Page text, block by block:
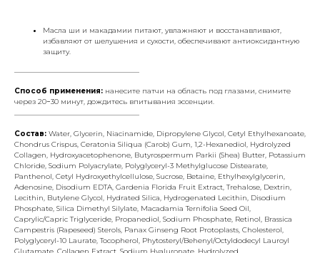
Масла ши и макадамии питают, увлажняют и восстанавливают,
избавляют от шелушения и сухости, обеспечивают антиоксидантную
защиту.
Способ применения: нанесите патчи на область под глазами, снимите
через 20−30 минут, дождитесь впитывания эссенции.
Состав: Water, Glycerin, Niacinamide, Dipropylene Glycol, Cetyl Ethylhexanoate,
Chondrus Crispus, Ceratonia Siliqua (Carob) Gum, 1,2-Hexanediol, Hydrolyzed
Collagen, Hydroxyacetophenone, Butyrospermum Parkii (Shea) Butter, Potassium
Chloride, Sodium Polyacrylate, Polyglyceryl-3 Methylglucose Distearate,
Panthenol, Cetyl Hydroxyethylcellulose, Sucrose, Betaine, Ethylhexylglycerin,
Adenosine, Disodium EDTA, Gardenia Florida Fruit Extract, Trehalose, Dextrin,
Lecithin, Butylene Glycol, Hydrated Silica, Hydrogenated Lecithin, Disodium
Phosphate, Silica Dimethyl Silylate, Macadamia Ternifolia Seed Oil,
Caprylic/Capric Triglyceride, Propanediol, Sodium Phosphate, Retinol, Brassica
Campestris (Rapeseed) Sterols, Panax Ginseng Root Protoplasts, Cholesterol,
Polyglyceryl-10 Laurate, Tocopherol, Phytosteryl/Behenyl/Octyldodecyl Lauroyl